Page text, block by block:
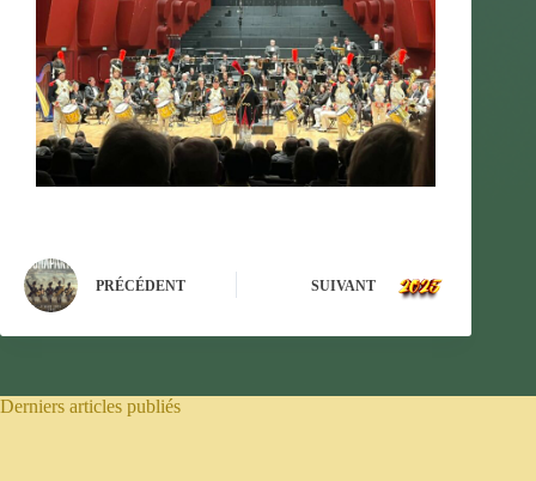
PRÉCÉDENT SUIVANT
Derniers articles publiés